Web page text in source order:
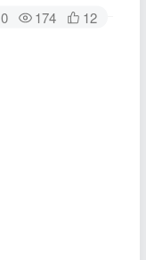
0 174 12